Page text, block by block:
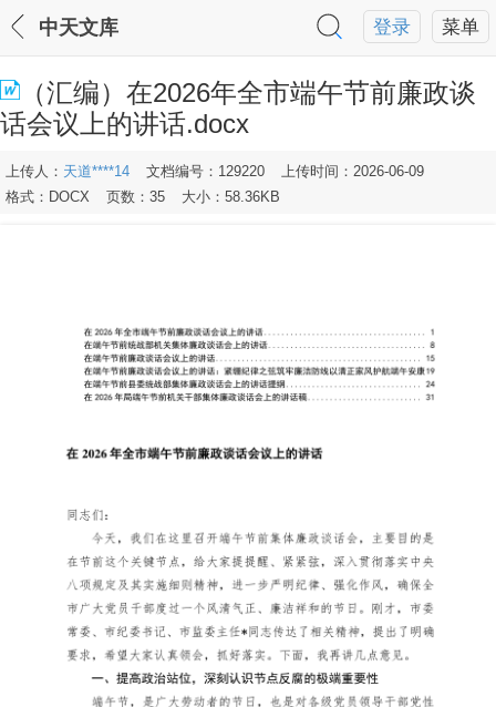
菜单
登录
中天文库
（汇编）在2026年全市端午节前廉政谈
话会议上的讲话.docx
上传人： 天道****14 文档编号：129220
上传时间：2026-06-09
格式：DOCX
页数：35 大小：58.36KB